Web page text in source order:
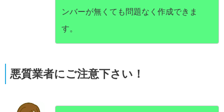
ンバーが無くても問題なく作成できま
す。
悪質業者にご注意下さい！